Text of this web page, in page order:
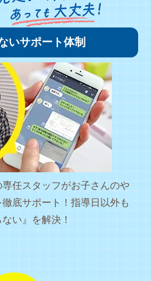
いサポート体制
任スタッフがお子さんのや
底サポート！指導日以外も
い』を解決！